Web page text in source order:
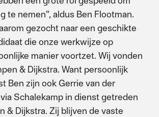
te nemen”, aldus Ben Flootman.
gezocht naar een geschikte
die onze werkwijze op
manier voortzet. Wij vonden
& Dijkstra. Want persoonlijk
Ben zijn ook Gerrie van der
Schalekamp in dienst getreden
& Dijkstra. Zij blijven de vaste